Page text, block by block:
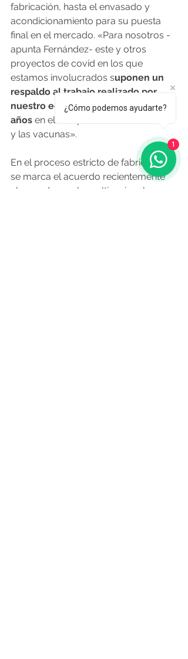
fabricación, hasta el envasado y
acondicionamiento para su puesta
final en el mercado. «Para nosotros -
apunta Fernández- este y otros
proyectos de covid en los que
estamos involucrados suponen un
respaldo al trabajo realizado por
nuestro equipo durante muchos
años en el campo de la biotecnología
y las vacunas».
En el proceso estricto de fabricación
se marca el acuerdo recientemente
alcanzado con la multinacional
¿Cómo podemos ayudarte?
1